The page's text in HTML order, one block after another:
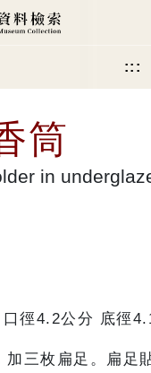
:::
筒
in
徑4.2公分 底徑
加三枚扁足。扁足